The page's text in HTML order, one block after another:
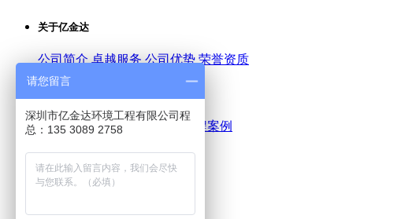
关于亿金达
公司简介 卓越服务 公司优势 荣誉资质
GMP净化工程案例 实验室工程案例
请您留言
深圳市亿金达环境工程有限公司程
总：135 3089 2758